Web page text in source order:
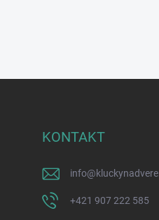
KONTAKT
info@
+421 907 222 585